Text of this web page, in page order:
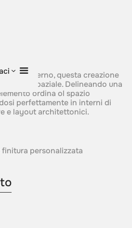
fulcro interno, questa creazione
rigore spaziale. Delineando una
ordina ol spazio
perfettamente in interni di
e layout architettonici.
personalizzata